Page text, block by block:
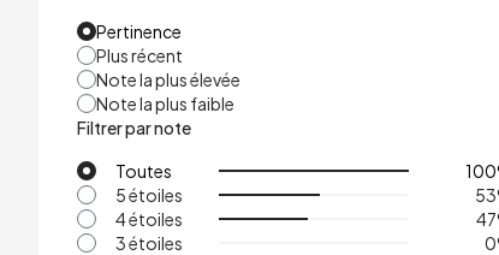
Pertinence
Plus récent
Note la plus élevée
Note la plus faible
Filtrer par note
Toutes
100
5 étoiles
53
4 étoiles
47
3 étoiles
0